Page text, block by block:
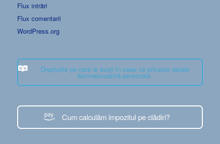
Flux intrări
Flux comentarii
WordPress.org
Drepturile pe care le aveți în ceea ce privește datele
dumneavoastră personale.
Cum calculăm impozitul pe clădiri?